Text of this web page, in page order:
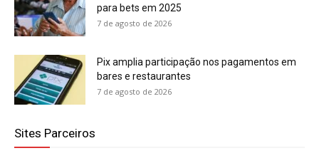
para bets em 2025
7 de agosto de 2026
Pix amplia participação nos pagamentos em
bares e restaurantes
7 de agosto de 2026
Sites Parceiros